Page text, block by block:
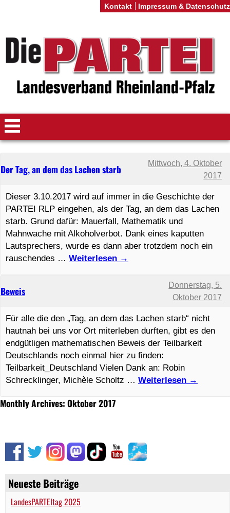
Neueste Beiträge
LandesPARTEItag 2025
Monthly Archives: Oktober 2017
Beweis
Donnerstag, 5.
Oktober 2017
Für alle die den „Tag, an dem das Lachen starb“ nicht
hautnah bei uns vor Ort miterleben durften, gibt es den
endgütligen mathematischen Beweis der Teilbarkeit
Deutschlands noch einmal hier zu finden:
Teilbarkeit_Deutschland Vielen Dank an: Robin
Schrecklinger, Michèle Scholtz … Weiterlesen →
Der Tag, an dem das Lachen starb
Mittwoch, 4. Oktober
2017
Dieser 3.10.2017 wird auf immer in die Geschichte der
PARTEI RLP eingehen, als der Tag, an dem das Lachen
starb. Grund dafür: Mauerfall, Mathematik und
Mahnwache mit Alkoholverbot. Dank eines kaputten
Lautsprechers, wurde es dann aber trotzdem noch ein
rauschendes … Weiterlesen →
Kontakt Impressum & Datenschutz